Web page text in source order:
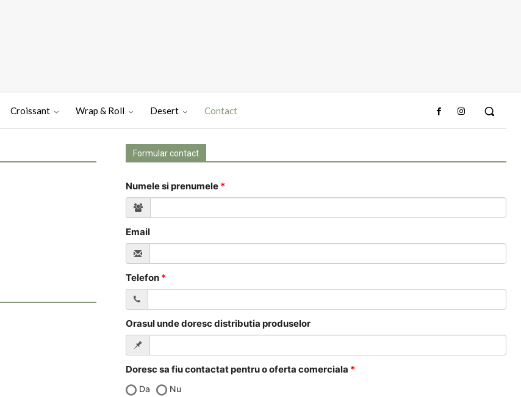
Croissant Wrap & Roll Desert Contact
Formular contact
Numele si prenumele
Email
Telefon
Orasul unde doresc distributia produselor
Doresc sa fiu contactat pentru o oferta comerciala
Da Nu